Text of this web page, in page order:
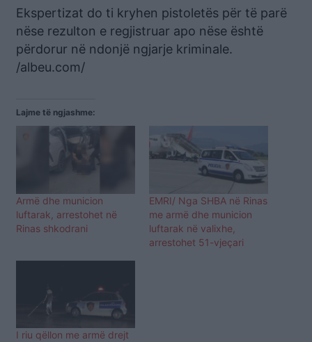
Ekspertizat do ti kryhen pistoletës për të parë
nëse rezulton e regjistruar apo nëse është
përdorur në ndonjë ngjarje kriminale.
/albeu.com/
Lajme të ngjashme:
Armë dhe municion
luftarak, arrestohet në
Rinas shkodrani
EMRI/ Nga SHBA në Rinas
me armë dhe municion
luftarak në valixhe,
arrestohet 51-vjeçari
I riu qëllon me armë drejt